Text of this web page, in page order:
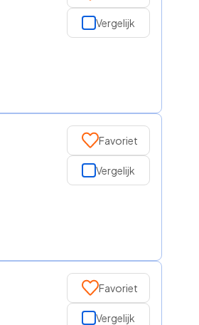
Vergelijk
Favoriet
Vergelijk
Favoriet
Vergelijk